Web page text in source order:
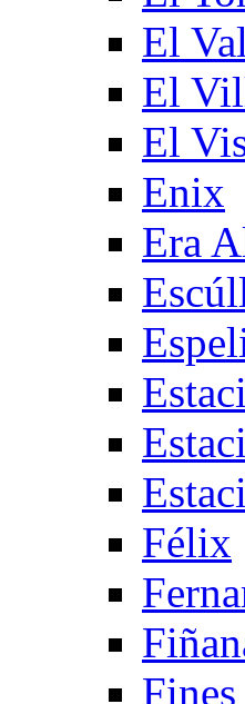
El
El
El
Enix
Era
Félix
Fines